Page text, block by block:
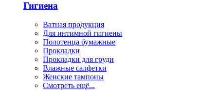
Гигиена
Ватная продукция
Для интимной гигиены
Полотенца бумажные
Прокладки
Прокладки для груди
Влажные салфетки
Женские тампоны
Смотреть ещё...